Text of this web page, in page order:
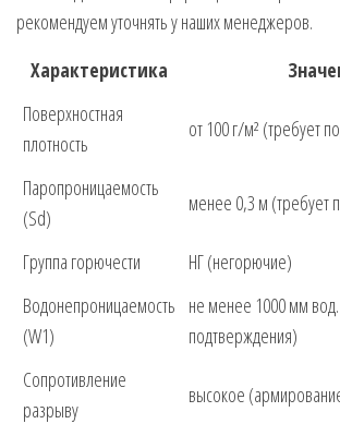
рекомендуем уточнять у наших менеджеров.
Характеристика
Поверхностная
плотность
от 100 г/м² (требует
Паропроницаемость
(Sd)
менее 0,3 м (требует
Группа горючести
НГ (негорючие)
Водонепроницаемость
(W1)
не менее 1000 мм вод.
подтверждения)
Сопротивление
разрыву
высокое